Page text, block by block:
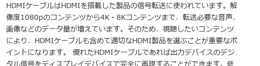
HDMIケーブルはHDMIを搭載した製品の信号転送に使われています。解
像度1080pのコンテンツから4K・8Kコンテンツまで、転送必要な音声、
画像などのデータ量が増えています。そのため、視聴したいコンテンツ
により、HDMIケーブルも含めて適切なHDMI製品を選ぶことが重要なポ
イントになります。 優れたHDMIケーブルであれば出力デバイスのデジ